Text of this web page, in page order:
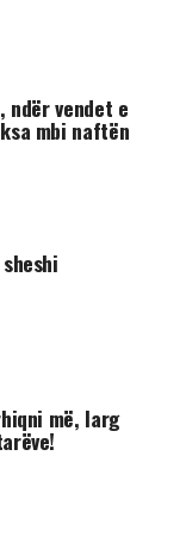
ndër vendet e
mbi naftën
më, larg